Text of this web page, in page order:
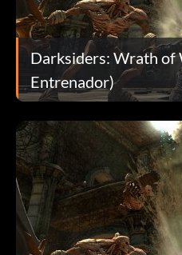
El Portador del Temblor
Objetivo: Conseguir el
Un viejo amigo
Objetivo: Recoger
Reaper
Darksiders: Wrath of
Entrenador)